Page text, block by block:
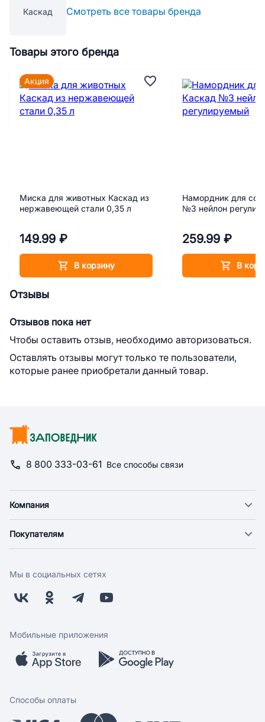
Каскад Смотреть все товары бренда
Товары этого бренда
Миска для животных Каскад из
нержавеющей стали 0,35 л
149.99 ₽
В корзину
Акция
Намордник для
№3 нейлон
259.99 ₽
В
Отзывы
Отзывов пока нет
Чтобы оставить отзыв, необходимо авторизоваться.
Оставлять отзывы могут только те пользователи,
которые ранее приобретали данный товар.
8 800 333-03-61 Все способы связи
Компания
Новости
Поставщикам
Заводчикам
Обратная связь
Покупателям
Оплата
Бонусная программа
Скидки и акции
Мобильное приложение
Мы в социальных сетях
Мобильные приложения
Способы оплаты